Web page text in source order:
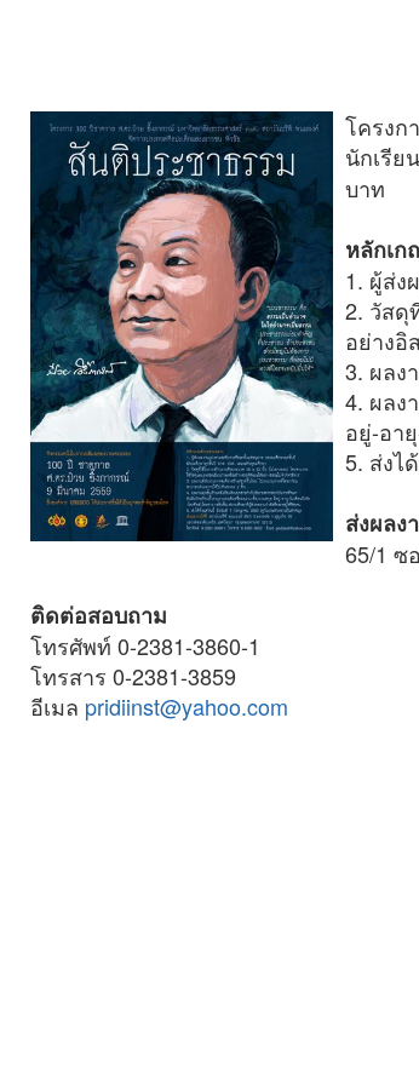
โครงก
นักเรีย
บาท
หลักเ
1. ผู้ส่
2. วัสดุ
อย่างอิ
3. ผลง
4. ผลง
อยู่-อา
5. ส่งไ
ส่งผลง
65/1 ซ
ติดต่อสอบถาม
โทรศัพท์ 0-2381-3860-1
โทรสาร 0-2381-3859
อีเมล pridiinst@yahoo.com